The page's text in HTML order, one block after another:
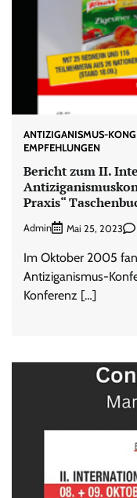
ANTIZIGANISMUS-
EMPFEHLUNGEN
Bericht zum II.
Praxis“
Admin Mai 25, 2023
Im Oktober 2005
Antiziganismus-
Konferenz […]